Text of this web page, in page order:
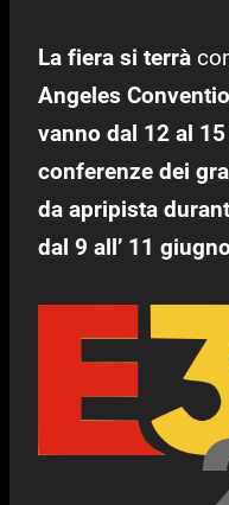
La fiera si terrà
Angeles
vanno dal 12 al
conferenze dei
da apripista
dal 9 all’ 11